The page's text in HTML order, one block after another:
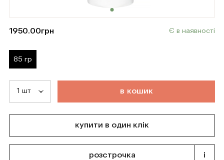
1950.00грн Є в наявності
85 гр
в кошик
купити в один клік
розстрочка i